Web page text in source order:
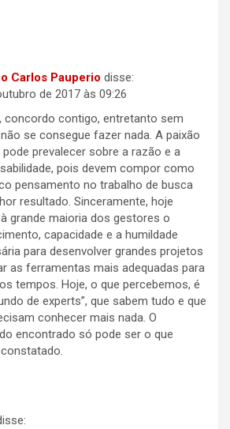
Carlos Pauperio disse:
de 2017 às 09:26
concordo contigo, entretanto sem
se consegue fazer nada. A paixão
prevalecer sobre a razão e a
pois devem compor como
pensamento no trabalho de busca
resultado. Sinceramente, hoje
grande maioria dos gestores o
capacidade e a humildade
para desenvolver grandes projetos
as ferramentas mais adequadas para
tempos. Hoje, o que percebemos, é
de experts”, que sabem tudo e que
conhecer mais nada. O
encontrado só pode ser o que